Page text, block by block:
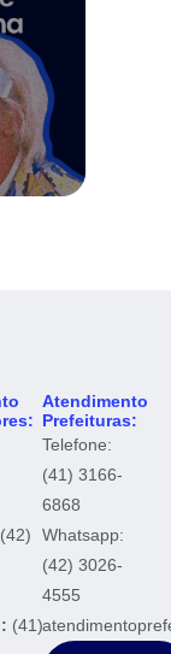
(41)
Atendimento
Prefeituras:
Telefone:
(41) 3166-
6868
Whatsapp:
(42) 3026-
4555